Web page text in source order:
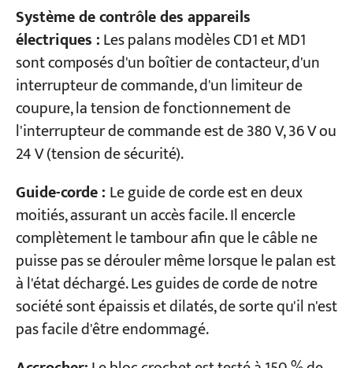
Système de contrôle des appareils
électriques :Les palans modèles CD1 et MD1
sont composés d'un boîtier de contacteur, d'un
interrupteur de commande, d'un limiteur de
coupure, la tension de fonctionnement de
l'interrupteur de commande est de 380 V, 36 V ou
24 V (tension de sécurité).
Guide-corde : Le guide de corde est en deux
moitiés, assurant un accès facile. Il encercle
complètement le tambour afin que le câble ne
puisse pas se dérouler même lorsque le palan est
à l'état déchargé. Les guides de corde de notre
société sont épaissis et dilatés, de sorte qu'il n'est
pas facile d'être endommagé.